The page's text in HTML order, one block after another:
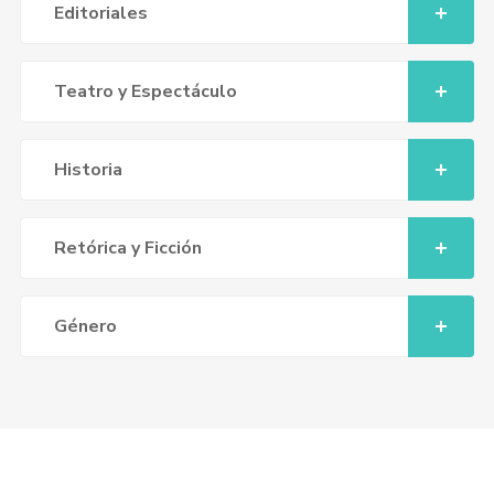
Editoriales
Teatro y Espectáculo
Historia
Retórica y Ficción
Género